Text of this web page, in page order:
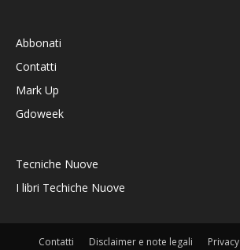
Abbonati
Contatti
Mark Up
Gdoweek
Tecniche Nuove
I libri Techiche Nuove
Contatti Disclaimer e note legali Privacy